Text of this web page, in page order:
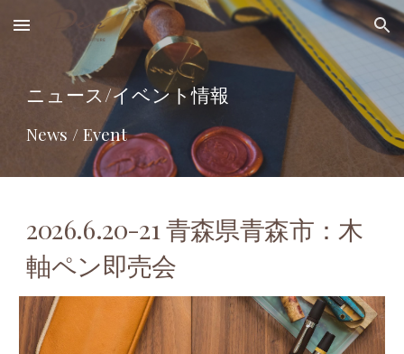
Skip to main content Skip to navigation
ニュース/イベント情報
News / Event
2026.6.20-21 青森県青森市：木
軸ペン即売会